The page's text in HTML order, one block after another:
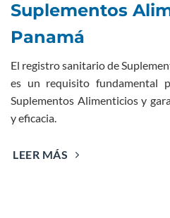
Suplementos
Panamá
El registro sanitario de
es un requisito fundamental
Suplementos Alimenticios y
y eficacia.
LEER MÁS